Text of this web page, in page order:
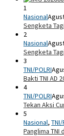
1
Nasional
Sengketa
2
Nasional
Sengketa
3
TNI/POLRI
Bakti TNI AD
4
TNI/POLRI
Tekan Aksi
5
Nasional, TNI/
Panglima TNI